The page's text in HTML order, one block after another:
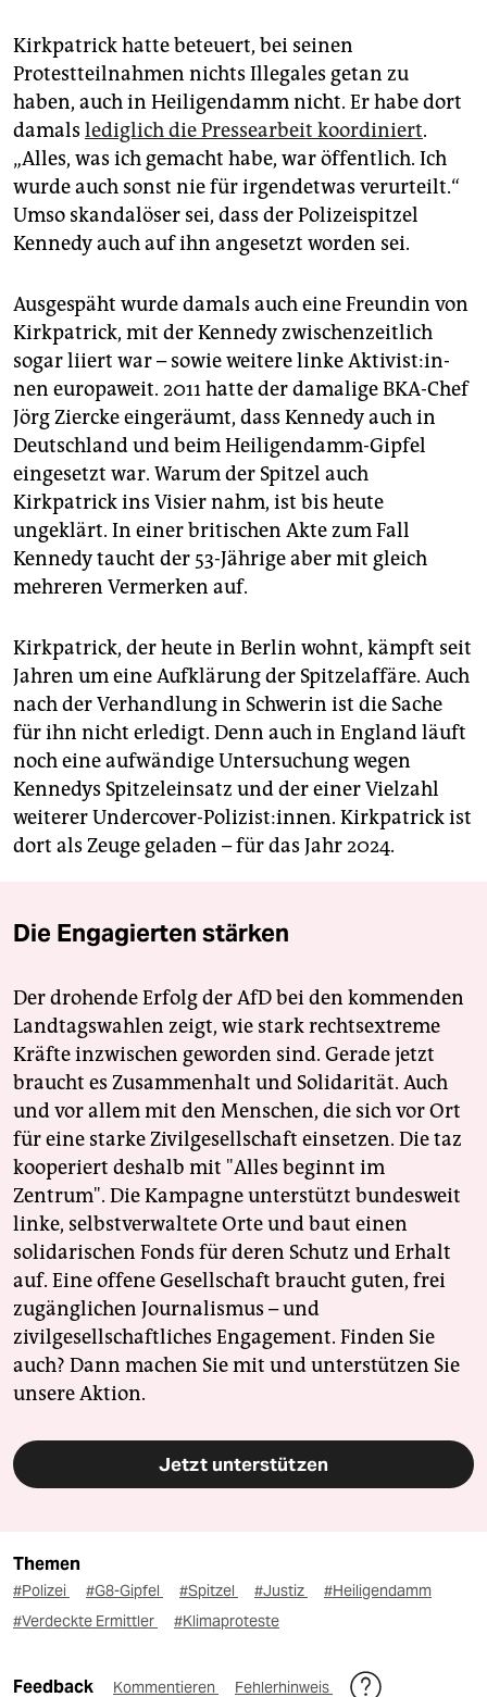
Kirkpatrick hatte beteuert, bei seinen
Protestteilnahmen nichts Illegales getan zu
haben, auch in Heiligendamm nicht. Er habe dort
damals lediglich die Pressearbeit koordiniert.
„Alles, was ich gemacht habe, war öffentlich. Ich
wurde auch sonst nie für irgendetwas verurteilt.“
Umso skandalöser sei, dass der Polizeispitzel
Kennedy auch auf ihn angesetzt worden sei.
Ausgespäht wurde damals auch eine Freundin von
Kirkpatrick, mit der Kennedy zwischenzeitlich
sogar liiert war – sowie weitere linke Ak­ti­vis­t:in­
nen europaweit. 2011 hatte der damalige BKA-Chef
Jörg Ziercke eingeräumt, dass Kennedy auch in
Deutschland und beim Heiligendamm-Gipfel
eingesetzt war. Warum der Spitzel auch
Kirkpatrick ins Visier nahm, ist bis heute
ungeklärt. In einer britischen Akte zum Fall
Kennedy taucht der 53-Jährige aber mit gleich
mehreren Vermerken auf.
Kirkpatrick, der heute in Berlin wohnt, kämpft seit
Jahren um eine Aufklärung der Spitzelaffäre. Auch
nach der Verhandlung in Schwerin ist die Sache
für ihn nicht erledigt. Denn auch in England läuft
noch eine aufwändige Untersuchung wegen
Kennedys Spitzeleinsatz und der einer Vielzahl
weiterer Undercover-Polizist:innen. Kirkpatrick ist
dort als Zeuge geladen – für das Jahr 2024.
Die Engagierten stärken
Der drohende Erfolg der AfD bei den kommenden
Landtagswahlen zeigt, wie stark rechtsextreme
Kräfte inzwischen geworden sind. Gerade jetzt
braucht es Zusammenhalt und Solidarität. Auch
und vor allem mit den Menschen, die sich vor Ort
für eine starke Zivilgesellschaft einsetzen. Die taz
kooperiert deshalb mit "Alles beginnt im
Zentrum". Die Kampagne unterstützt bundesweit
linke, selbstverwaltete Orte und baut einen
solidarischen Fonds für deren Schutz und Erhalt
auf. Eine offene Gesellschaft braucht guten, frei
zugänglichen Journalismus – und
zivilgesellschaftliches Engagement. Finden Sie
auch? Dann machen Sie mit und unterstützen Sie
unsere Aktion.
Jetzt unterstützen
Themen
#Polizei #G8-Gipfel #Spitzel #Justiz
#Heiligendamm
#Verdeckte Ermittler
#Klimaproteste
Feedback Kommentieren Fehlerhinweis